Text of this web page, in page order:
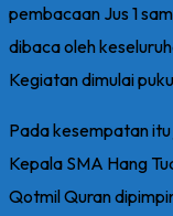
pembacaan Jus 1
dibaca oleh
Kegiatan dimulai
Pada kesempatan
Kepala SMA Hang
Qotmil Quran